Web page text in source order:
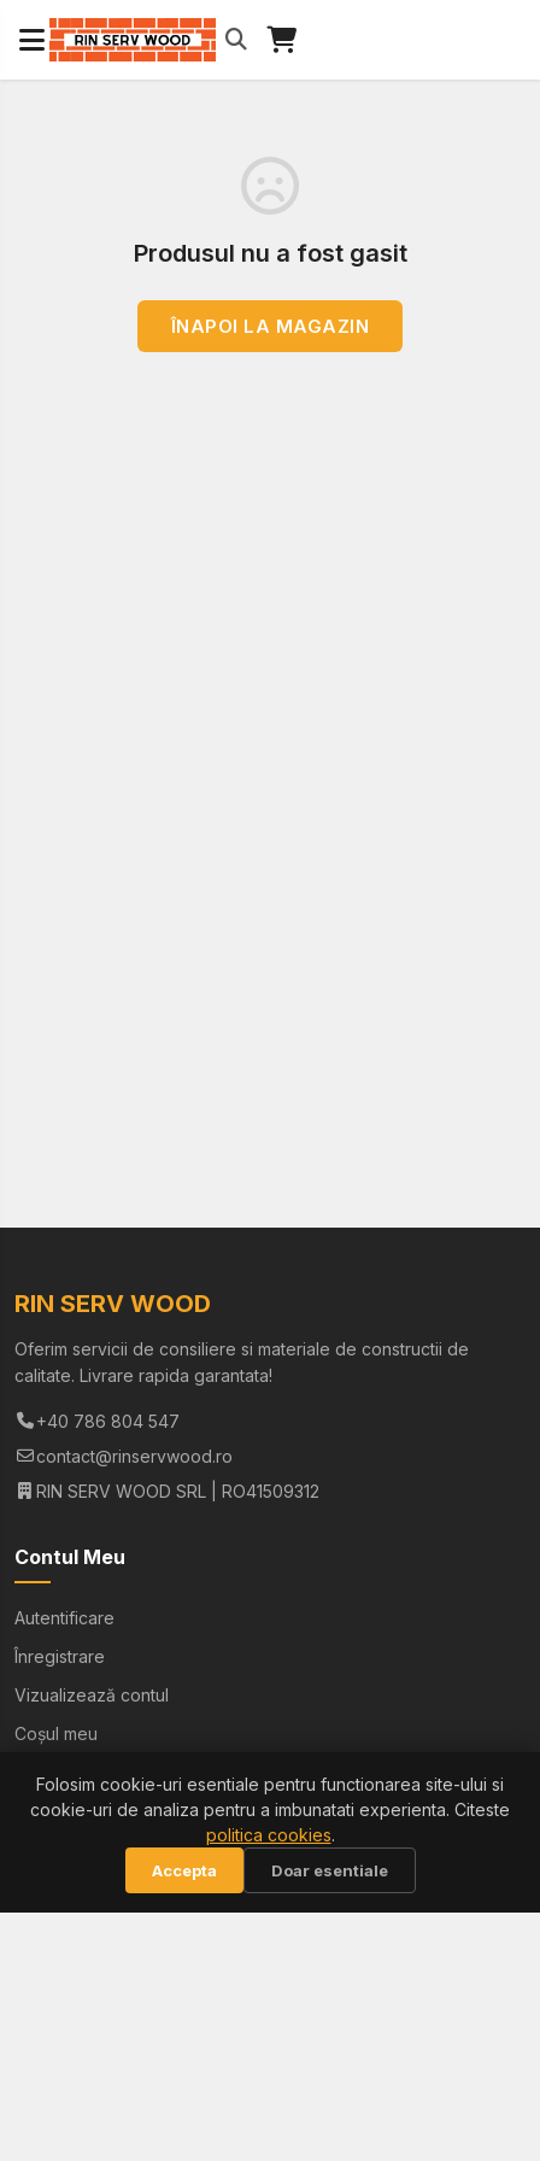
Produsul nu a fost gasit
ÎNAPOI LA MAGAZIN
RIN SERV WOOD
Oferim servicii de consiliere si materiale de constructii de
calitate. Livrare rapida garantata!
+40 786 804 547
contact@rinservwood.ro
RIN SERV WOOD SRL | RO41509312
Contul Meu
Autentificare
Înregistrare
Vizualizează contul
Coșul meu
Ajutor
Termeni și condiții
Politica de confidențialitate
Folosim cookie-uri esentiale pentru functionarea site-ului si
cookie-uri de analiza pentru a imbunatati experienta. Citeste
politica cookies.
Accepta Doar esentiale